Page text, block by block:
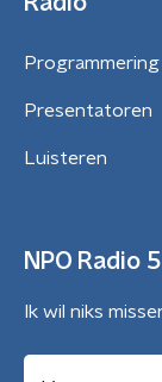
Programmering
Presentatoren
Luisteren
NPO Radio
Ik wil niks